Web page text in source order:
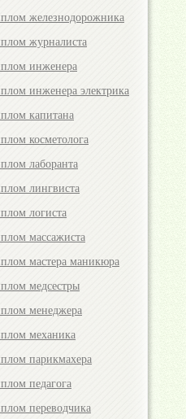
железнодорожника
журналиста
инженера
инженера электрика
капитана
косметолога
лаборанта
лингвиста
логиста
массажиста
мастера маникюра
медсестры
менеджера
механика
парикмахера
педагога
переводчика